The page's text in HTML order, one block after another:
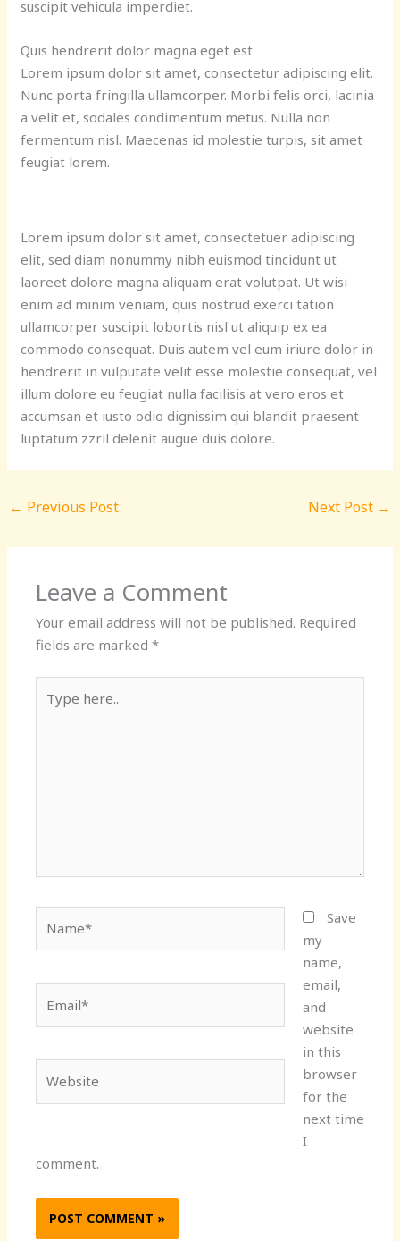
suscipit vehicula imperdiet.
Quis hendrerit dolor magna eget est
Lorem ipsum dolor sit amet, consectetur adipiscing elit.
Nunc porta fringilla ullamcorper. Morbi felis orci, lacinia
a velit et, sodales condimentum metus. Nulla non
fermentum nisl. Maecenas id molestie turpis, sit amet
feugiat lorem.
Lorem ipsum dolor sit amet, consectetuer adipiscing
elit, sed diam nonummy nibh euismod tincidunt ut
laoreet dolore magna aliquam erat volutpat. Ut wisi
enim ad minim veniam, quis nostrud exerci tation
ullamcorper suscipit lobortis nisl ut aliquip ex ea
commodo consequat. Duis autem vel eum iriure dolor in
hendrerit in vulputate velit esse molestie consequat, vel
illum dolore eu feugiat nulla facilisis at vero eros et
accumsan et iusto odio dignissim qui blandit praesent
luptatum zzril delenit augue duis dolore.
← Previous Post Next Post →
Leave a Comment
Your email address will not be published. Required
fields are marked*
here..
Save
my
name,
email,
and
website
in this
browser
for the
next time
I
comment.